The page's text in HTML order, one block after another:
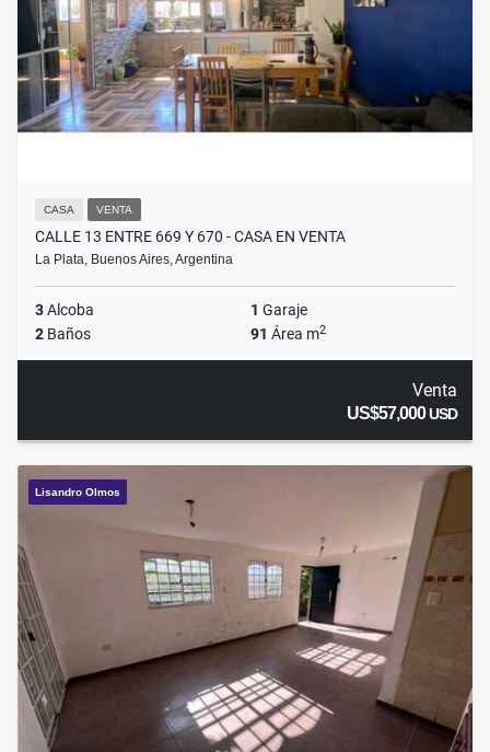
CASA VENTA
CALLE 13 ENTRE 669 Y 670 - CASA EN VENTA
La Plata, Buenos Aires, Argentina
3Alcoba 1 Garaje
2 Baños 91 Área m2
Venta
US$57,000USD
Lisandro Olmos